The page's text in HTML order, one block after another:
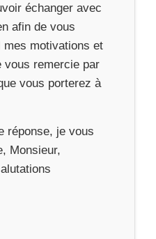
échanger avec
afin de vous
mes motivations et
vous remercie par
vous porterez à
réponse, je vous
Monsieur,